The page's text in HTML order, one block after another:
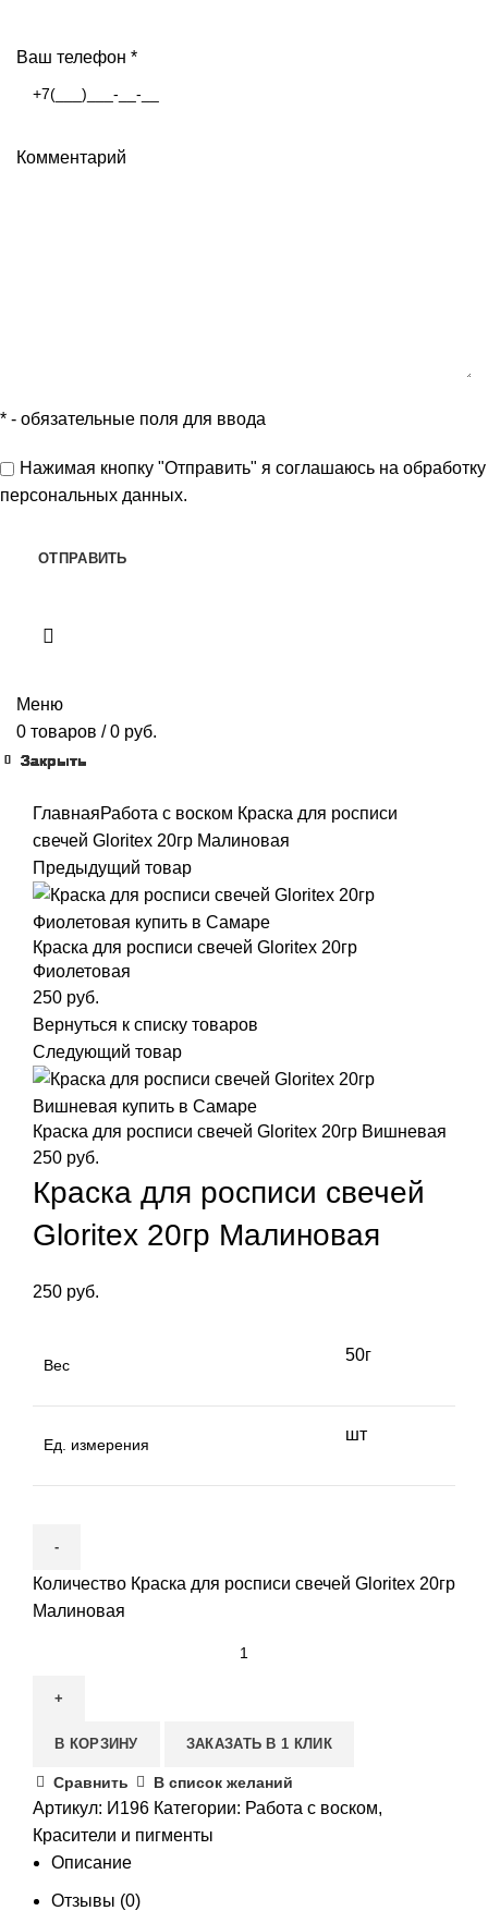
Ваш телефон *
Комментарий
* - обязательные поля для ввода
Нажимая кнопку "Отправить" я соглашаюсь на обработку
персональных данных.
Меню
0 товаров / 0 руб.
ГлавнаяРабота с воском Краска для росписи
свечей Gloritex 20гр Малиновая
Предыдущий товар
Краска для росписи свечей Gloritex 20гр
Фиолетовая
250 руб.
Вернуться к списку товаров
Следующий товар
Краска для росписи свечей Gloritex 20гр Вишневая
250 руб.
Краска для росписи свечей
Gloritex 20гр Малиновая
250 руб.
Вес
50г
Ед. измерения
шт
Количество Краска для росписи свечей Gloritex 20гр
Малиновая
В КОРЗИНУ ЗАКАЗАТЬ В 1 КЛИК
Сравнить В список желаний
Артикул: И196 Категории: Работа с воском,
Красители и пигменты
Описание
Отзывы (0)
Закрыть
Закрыть
Закрыть
Закрыть
Закрыть
Закрыть
Закрыть
Закрыть
Закрыть
Закрыть
Закрыть